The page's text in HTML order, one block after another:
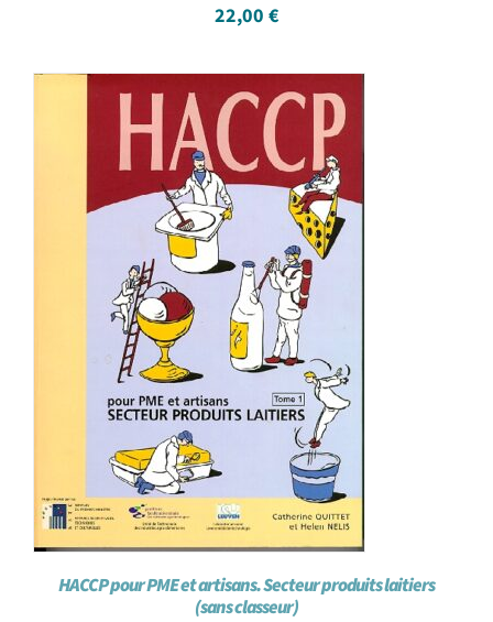
22,00 €
HACCP pour PME et artisans. Secteur produits laitiers
(sans classeur)